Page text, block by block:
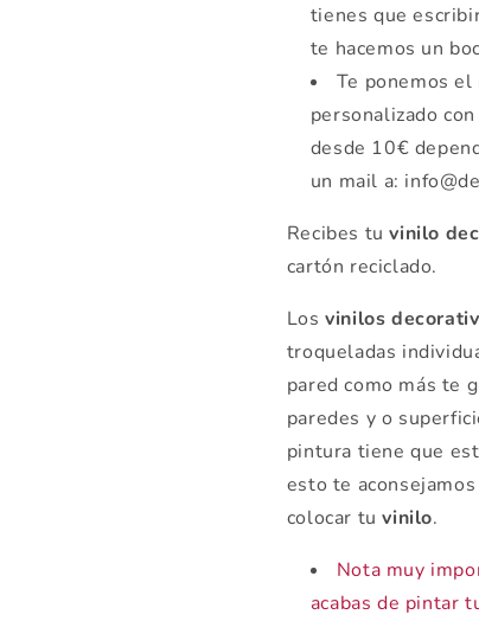
tienes que
te hacemos un
Te ponemos
personalizado
desde 10€
un mail a:
Recibes tuvinilo
cartón reciclado.
Losvinilos
troqueladas
pared como más te
paredes y o
pintura tiene que
esto te
colocar tuvinilo.
Nota muy
acabas de pintar